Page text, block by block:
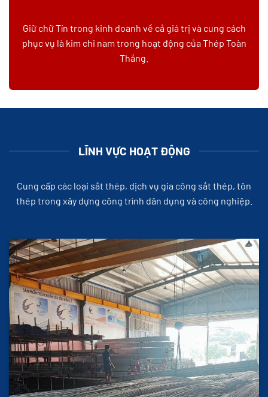
Giữ chữ Tín trong kinh doanh về cả giá trị và cung cách
phục vụ là kim chi nam trong hoạt động của Thép Toàn
Thắng.
LĨNH VỰC HOẠT ĐỘNG
Cung cấp các loại sắt thép, dịch vụ gia công sắt thép, tôn
thép trong xây dựng công trình dân dụng và công nghiệp.